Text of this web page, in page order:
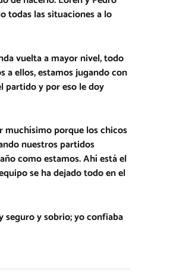
todas las situaciones a lo
vuelta a mayor nivel, todo
a ellos, estamos jugando con
partido y por eso le doy
muchísimo porque los chicos
nuestros partidos
como estamos. Ahí está el
se ha dejado todo en el
seguro y sobrio; yo confiaba